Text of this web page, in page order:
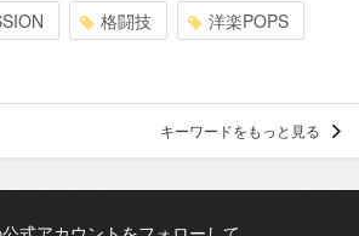
格闘技 洋楽POPS
キーワードをもっと見る